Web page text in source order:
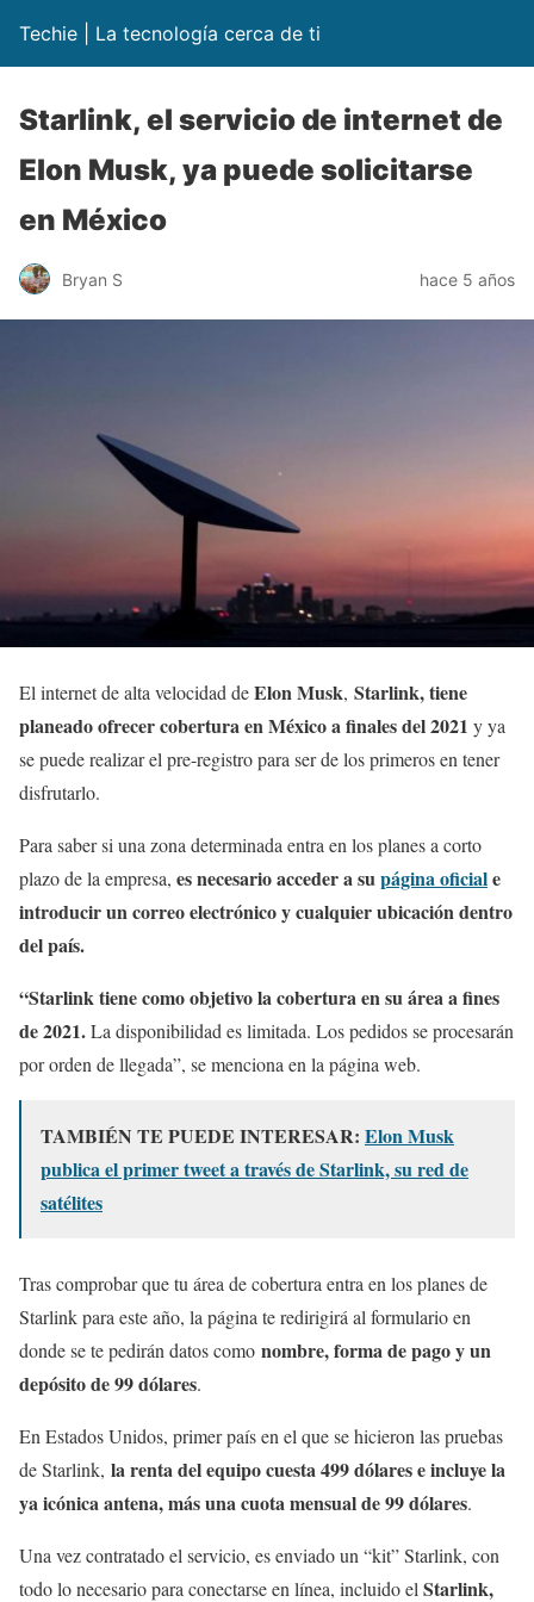
Techie | La tecnología cerca de ti
Starlink, el servicio de internet de
Elon Musk, ya puede solicitarse
en México
Bryan S hace 5 años
El internet de alta velocidad deElon Musk, Starlink, tiene
planeado ofrecer cobertura en México a finales del 2021 y ya
se puede realizar el pre-registro para ser de los primeros en tener
disfrutarlo.
Para saber si una zona determinada entra en los planes a corto
plazo de la empresa, es necesario acceder a supágina oficiale
introducir un correo electrónico y cualquier ubicación dentro
del país.
“Starlink tiene como objetivo la cobertura en su área a fines
de 2021.La disponibilidad es limitada. Los pedidos se procesarán
por orden de llegada”, se menciona en la página web.
TAMBIÉN TE PUEDE INTERESAR: Elon Musk
publica el primer tweet a través de Starlink, su red de
satélites
Tras comprobar que tu área de cobertura entra en los planes de
Starlink para este año, la página te redirigirá al formulario en
donde se te pedirán datos como nombre, forma de pago y un
depósito de 99 dólares.
En Estados Unidos, primer país en el que se hicieron las pruebas
de Starlink, la renta del equipo cuesta 499 dólares e incluye la
ya icónica antena, más una cuota mensual de 99 dólares.
Una vez contratado el servicio, es enviado un “kit” Starlink, con
todo lo necesario para conectarse en línea, incluido el Starlink,